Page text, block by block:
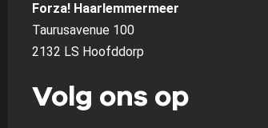
Forza! Haarlemmermeer
Taurusavenue 100
2132 LS Hoofddorp
Volg ons op